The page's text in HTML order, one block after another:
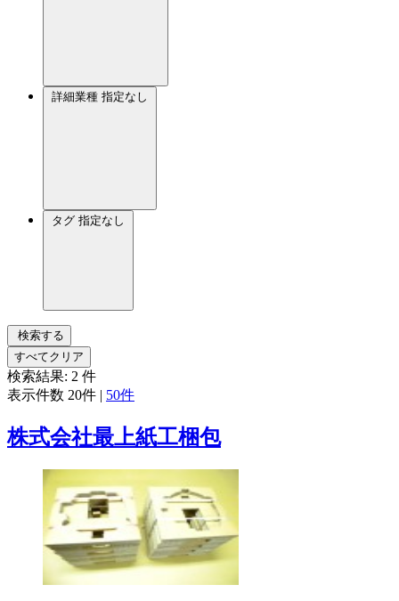
詳細業種 指定なし
タグ 指定なし
検索する
すべてクリア
検索結果: 2 件
表示件数 20件 | 50件
株式会社最上紙工梱包